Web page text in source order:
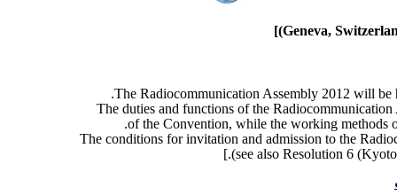
The duties and functions of the
of the Convention, while the working
The conditions for invitation and admission to the